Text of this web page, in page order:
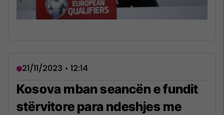
21/11/2023 • 12:14
Kosova mban seancën e fundit
stërvitore para ndeshjes me